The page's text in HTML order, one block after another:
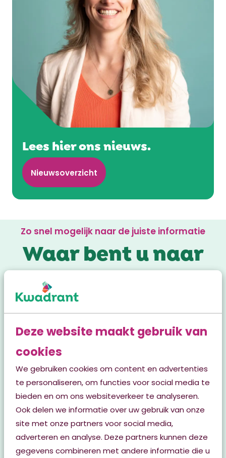
Deze website maakt gebruik van
cookies
We gebruiken cookies om content en advertenties
te personaliseren, om functies voor social media te
bieden en om ons websiteverkeer te analyseren.
Ook delen we informatie over uw gebruik van onze
site met onze partners voor social media,
adverteren en analyse. Deze partners kunnen deze
gegevens combineren met andere informatie die u
Lees hier ons nieuws.
Nieuwsoverzicht
Zo snel mogelijk naar de juiste informatie
Waar bent u naar
op zoek?
Ervaringsverhalen
Info over Kwadrant